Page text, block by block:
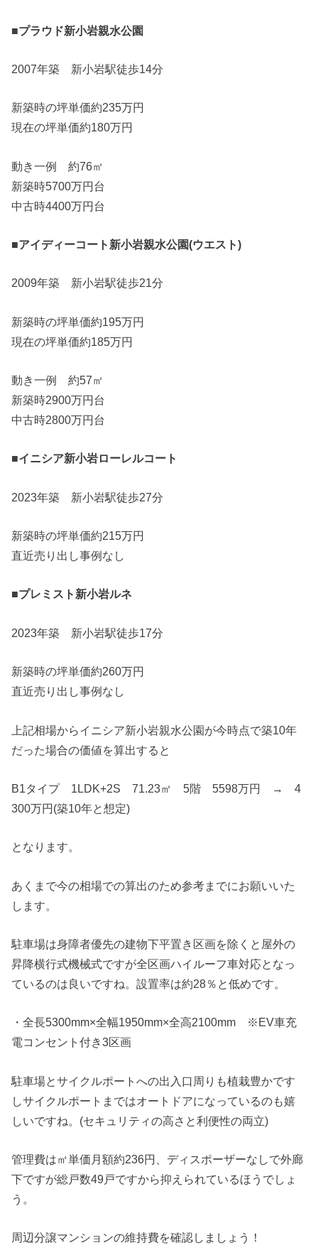
■プラウド新小岩親水公園
2007年築 新小岩駅徒歩14分
新築時の坪単価約235万円
現在の坪単価約180万円
動き一例 約76㎡
新築時5700万円台
中古時4400万円台
■アイディーコート新小岩親水公園(ウエスト)
2009年築 新小岩駅徒歩21分
新築時の坪単価約195万円
現在の坪単価約185万円
動き一例 約57㎡
新築時2900万円台
中古時2800万円台
■イニシア新小岩ローレルコート
2023年築 新小岩駅徒歩27分
新築時の坪単価約215万円
直近売り出し事例なし
■プレミスト新小岩ルネ
2023年築 新小岩駅徒歩17分
新築時の坪単価約260万円
直近売り出し事例なし
上記相場からイニシア新小岩親水公園が今時点で築10年
だった場合の価値を算出すると
B1タイプ 1LDK+2S 71.23㎡ 5階 5598万円 → 4
300万円(築10年と想定)
となります。
あくまで今の相場での算出のため参考までにお願いいた
します。
駐車場は身障者優先の建物下平置き区画を除くと屋外の
昇降横行式機械式ですが全区画ハイルーフ車対応となっ
ているのは良いですね。設置率は約28％と低めです。
・全長5300mm×全幅1950mm×全高2100mm ※EV車充
電コンセント付き3区画
駐車場とサイクルポートへの出入口周りも植栽豊かです
しサイクルポートまではオートドアになっているのも嬉
しいですね。(セキュリティの高さと利便性の両立)
管理費は㎡単価月額約236円、ディスポーザーなしで外廊
下ですが総戸数49戸ですから抑えられているほうでしょ
う。
周辺分譲マンションの維持費を確認しましょう！